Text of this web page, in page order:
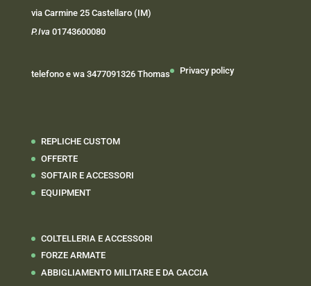
via Carmine 25 Castellaro (IM)
P.Iva 01743600080
telefono e wa 3477091326 Thomas Privacy policy
REPLICHE CUSTOM
OFFERTE
SOFTAIR E ACCESSORI
EQUIPMENT
COLTELLERIA E ACCESSORI
FORZE ARMATE
ABBIGLIAMENTO MILITARE E DA CACCIA